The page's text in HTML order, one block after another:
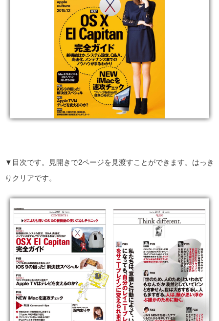
▼目次です。見開きで2ページを見渡すことができます。はっき
りクリアです。